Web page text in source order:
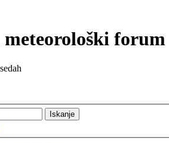
meteorološki forum